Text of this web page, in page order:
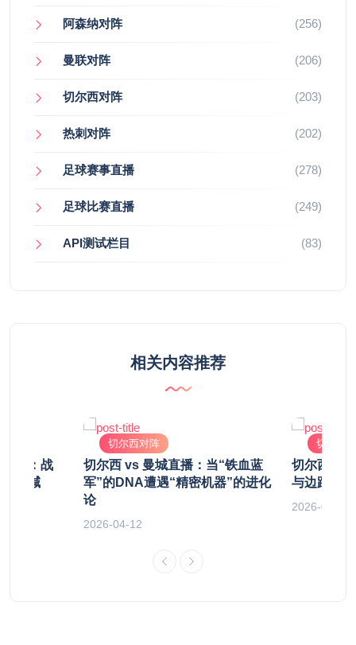
阿森纳对阵 (256)
曼联对阵 (206)
切尔西对阵 (203)
热刺对阵 (202)
足球赛事直播 (278)
足球比赛直播 (249)
API测试栏目 (83)
相关内容推荐
比：战
呐喊
切尔西对阵
切尔西 vs 曼城直播：当“铁血蓝
军”的DNA遭遇“精密机器”的进化
论
2026-04-12
切尔西
切尔西对
与边路破
2026-05-22